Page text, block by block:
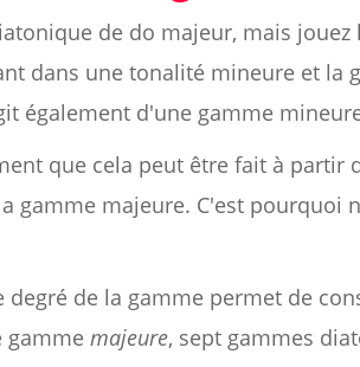
de do majeur, mais jouez
dans une tonalité mineure et la
également d'une gamme
que cela peut être fait à
gamme majeure. C'est pourquoi
degré de la gamme permet de
gammemajeure, sept gammes